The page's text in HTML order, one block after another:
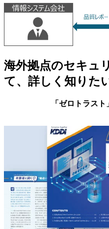
海外拠点のセキュ
て、詳しく知りた
「ゼロトラス